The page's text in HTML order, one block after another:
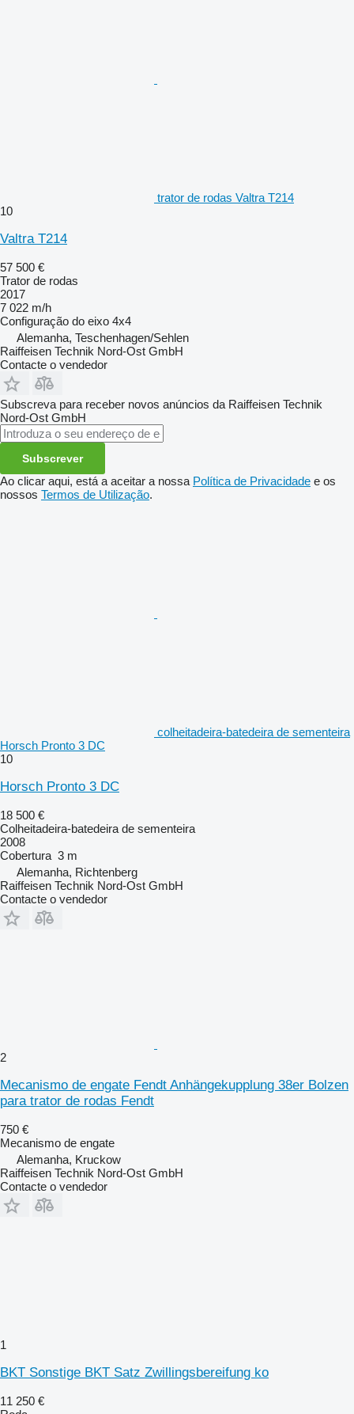
trator de rodas Valtra T214
10
Valtra T214
57 500 €
Trator de rodas
2017
7 022 m/h
Configuração do eixo 4x4
Alemanha, Teschenhagen/Sehlen
Raiffeisen Technik Nord-Ost GmbH
Contacte o vendedor
Subscreva para receber novos anúncios da Raiffeisen Technik
Nord-Ost GmbH
Subscrever
Ao clicar aqui, está a aceitar a nossa Política de Privacidade e os
nossos Termos de Utilização.
colheitadeira-batedeira de sementeira
Horsch Pronto 3 DC
10
Horsch Pronto 3 DC
18 500 €
Colheitadeira-batedeira de sementeira
2008
Cobertura 3 m
Alemanha, Richtenberg
Raiffeisen Technik Nord-Ost GmbH
Contacte o vendedor
2
Mecanismo de engate Fendt Anhängekupplung 38er Bolzen
para trator de rodas Fendt
750 €
Mecanismo de engate
Alemanha, Kruckow
Raiffeisen Technik Nord-Ost GmbH
Contacte o vendedor
1
BKT Sonstige BKT Satz Zwillingsbereifung ko
11 250 €